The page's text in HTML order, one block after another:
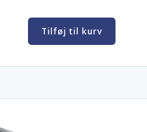
Tilføj til kurv